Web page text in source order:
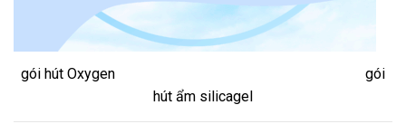
gói hút Oxygen gói
hút ẩm silicagel